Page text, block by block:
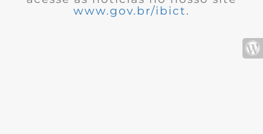
www.gov.br/ibict.